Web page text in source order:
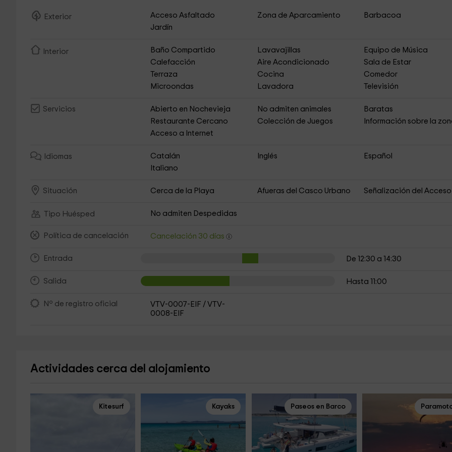
Exterior Acceso Asfaltado Zona de Aparcamiento
Barbacoa
Jardín
Interior Baño Compartido Lavavajillas
Equipo de Música
Calefacción
Aire Acondicionado
Sala de Estar
Terraza
Cocina
Comedor
Microondas
Lavadora Televisión
Servicios Abierto en Nochevieja No admiten animales
Baratas
Restaurante Cercano
Colección de Juegos
Información sobre la
Acceso a Internet
Idiomas Catalán Inglés
Español
Italiano
Situación Cerca de la Playa Afueras del Casco Urbano Señalización del Acceso
Tipo Huésped No admiten Despedidas
Política de cancelación Cancelación 30 días
Entrada De 12:30 a 14:30
Salida Hasta 11:00
Nº de registro oficial
VTV-0007-EIF / VTV-
0008-EIF
Actividades cerca del alojamiento
Kitesurf Kayaks Paseos en Barco